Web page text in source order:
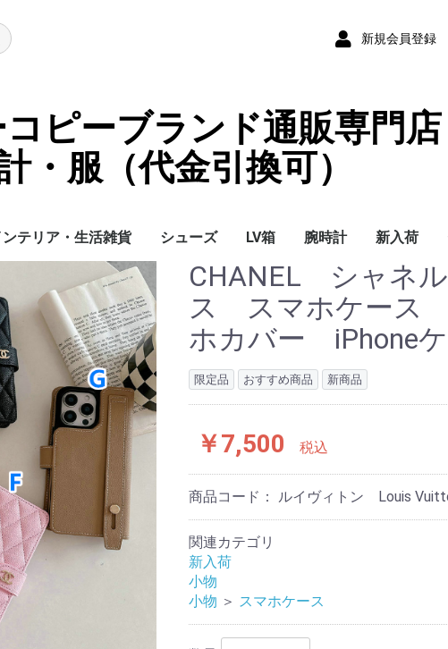
新規会員登録
ピーブランド通販専門
・服（代金引換可）
・アイウェ
カーフ LOUIS VUITTON
CHANEL
HERMES
GUCCI
DIOR
FENDI
LINEID：0109shop
ム
ップ
イン）ケー
リー
ンテリア・生活雑貨
ンケット
ペット絨毯
ションカバー/ク
ョン
入れ収納ボックス
タオル
コード
シューズ
レディース/女性用
メンズ/男性用
Gucci
Chanel
LV箱 腕時計
Omega
Rolex
Cartier
Chanel
新入荷
CHANEL シャネ
ス スマホケース
ホカバー iPhone
限定品 おすすめ商品 新商品
￥7,500 税込
商品コード： ルイヴィトン Louis
関連カテゴリ
新入荷
小物
小物 ＞ スマホケース